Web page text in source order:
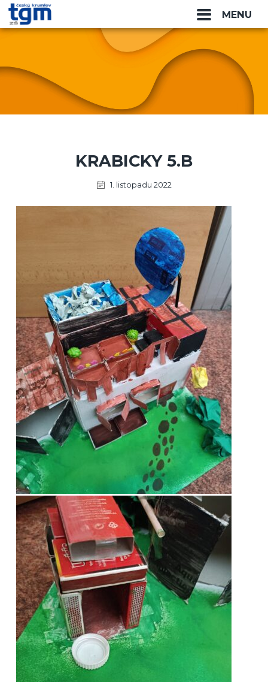
MENU
KRABICKY 5.B
1. listopadu 2022